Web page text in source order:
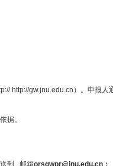
http://gw.jnu.edu.cn）。申报人
据。
送到 邮箱orsgwpr@jnu.edu.cn：